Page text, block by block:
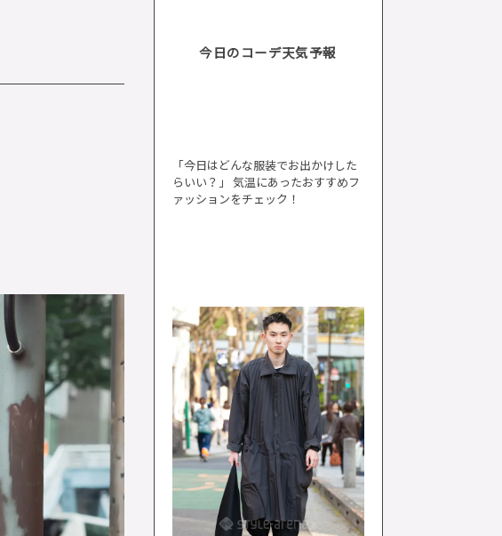
今日のコーデ天気予報
「今日はどんな服装でお出かけした
らいい？」 気温にあったおすすめフ
ァッションをチェック！